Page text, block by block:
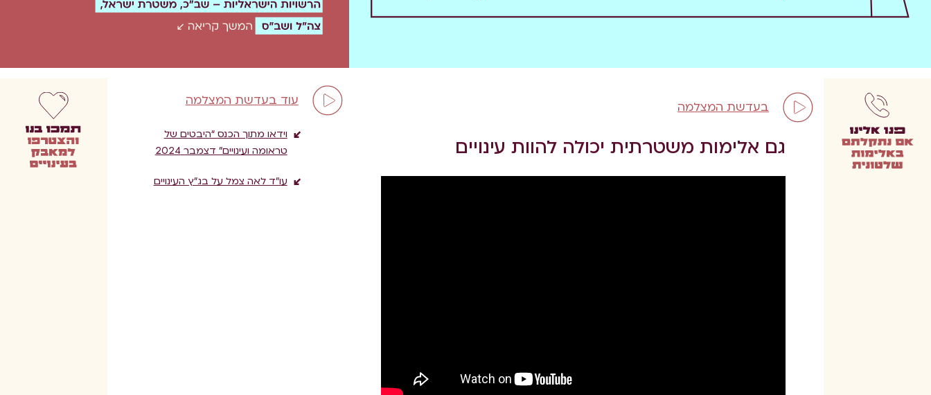
בעדשת המצלמה
גם אלימות משטרתית יכולה להוות עינויים
עוד בעדשת המצלמה
וידאו מתוך הכנס “היבטים של
טראומה ועינויים” דצמבר 2024
עו”ד לאה צמל על בג”ץ העינויים